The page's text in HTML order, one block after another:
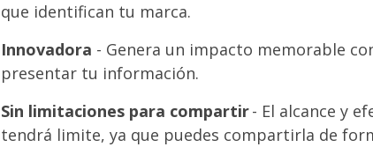
que identifican tu marca.
Innovadora - Genera un impacto memorable
presentar tu información.
Sin limitaciones para compartir- El alcance y
tendrá limite, ya que puedes compartirla de